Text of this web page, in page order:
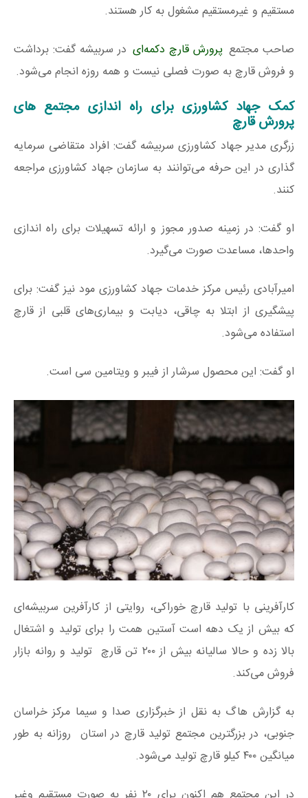
مستقیم و غیرمستقیم مشغول به کار هستند.
صاحب مجتمع پرورش قارچ دکمه‌ای در سربیشه گفت: برداشت
و فروش قارچ به صورت فصلی نیست و همه روزه انجام می‌شود.
کمک جهاد کشاورزی برای راه اندازی مجتمع های
پرورش قارچ
زرگری مدیر جهاد کشاورزی سربیشه گفت: افراد متقاضی سرمایه
گذاری در این حرفه می‌توانند به سازمان جهاد کشاورزی مراجعه
کنند.
او گفت: در زمینه صدور مجوز و ارائه تسهیلات برای راه اندازی
واحدها، مساعدت صورت می‌گیرد.
امیرآبادی رئیس مرکز خدمات جهاد کشاورزی مود نیز گفت: برای
پیشگیری از ابتلا به چاقی، دیابت و بیماری‌های قلبی از قارچ
استفاده می‌شود.
او گفت: این محصول سرشار از فیبر و ویتامین سی است.
کارآفرینی با تولید قارچ خوراکی، روایتی از کارآفرین سربیشه‌ای
که بیش از یک دهه است آستین همت را برای تولید و اشتغال
بالا زده و حالا سالیانه بیش از ۲۰۰ تن قارچ تولید و روانه بازار
فروش می‌کند.
به گزارش هاگ به نقل از خبرگزاری صدا و سیما مرکز خراسان
جنوبی، در بزرگترین مجتمع تولید قارچ در استان روزانه به طور
میانگین ۴۰۰ کیلو قارچ تولید می‌شود.